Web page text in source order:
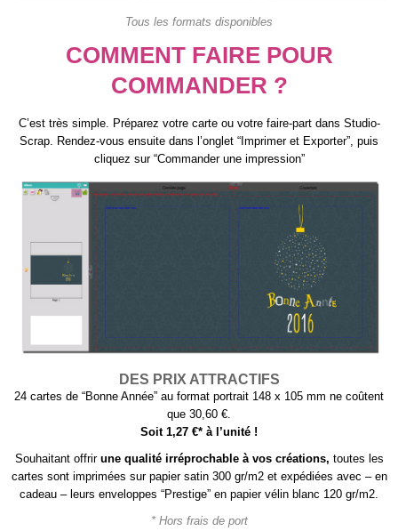
Tous les formats disponibles
COMMENT FAIRE POUR
COMMANDER ?
C’est très simple. Préparez votre carte ou votre faire-part dans Studio-
Scrap. Rendez-vous ensuite dans l’onglet “Imprimer et Exporter”, puis
cliquez sur “Commander une impression”
DES PRIX ATTRACTIFS
24 cartes de “Bonne Année” au format portrait 148 x 105 mm ne coûtent
que 30,60 €.
Soit 1,27 €* à l’unité !
Souhaitant offrir une qualité irréprochable à vos créations, toutes les
cartes sont imprimées sur papier satin 300 gr/m2 et expédiées avec – en
cadeau – leurs enveloppes “Prestige” en papier vélin blanc 120 gr/m2.
* Hors frais de port